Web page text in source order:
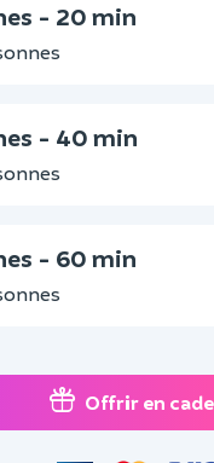
- 20 min
- 40 min
- 60 min
Offrir en